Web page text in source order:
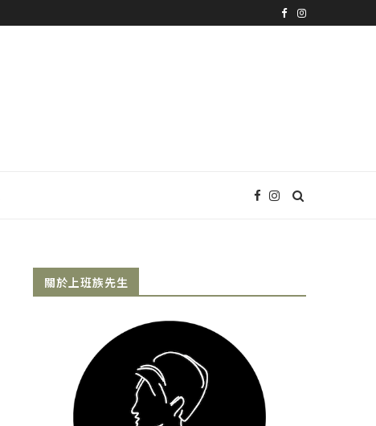
關於上班族先生